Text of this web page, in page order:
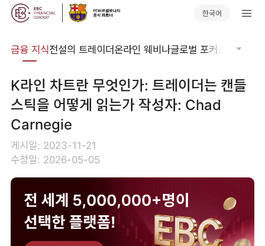
한국어
금융 지식전설의 트레이더온라인 웨비나글로벌 포커스 기술적
K라인 차트란 무엇인가: 트레이더는 캔들
스틱을 어떻게 읽는가 작성자: Chad
Carnegie
게시일: 2023-11-21
수정일: 2026-05-05